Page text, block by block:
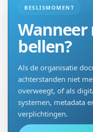
BESLISMOMENT
Wanneer
bellen?
Als de organisatie
achterstanden niet
overweegt, of als
systemen, metadata
verplichtingen.